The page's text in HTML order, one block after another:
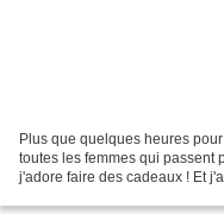
Plus que quelques heures
toutes les femmes qui passent
j'adore faire des cadeaux ! Et